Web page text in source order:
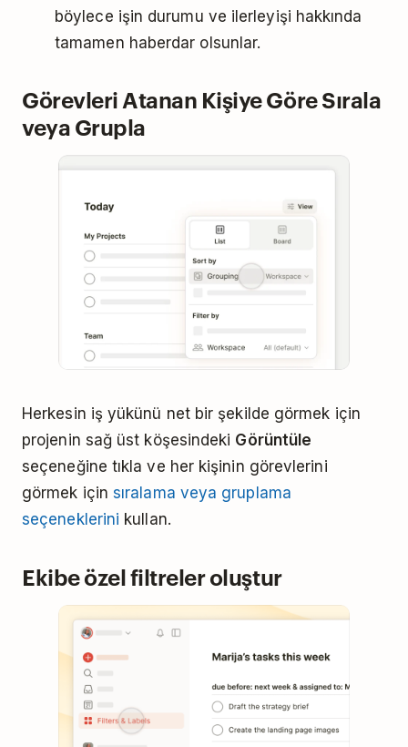
böylece işin durumu ve ilerleyişi hakkında
tamamen haberdar olsunlar.
Görevleri Atanan Kişiye Göre Sırala
veya Grupla
Herkesin iş yükünü net bir şekilde görmek için
projenin sağ üst köşesindeki Görüntüle
seçeneğine tıkla ve her kişinin görevlerini
görmek içinsıralama veya gruplama
seçeneklerini kullan.
Ekibe özel filtreler oluştur